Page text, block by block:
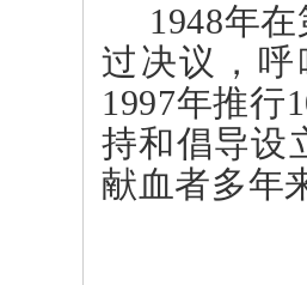
1948年
过决议，
1997年推行
持和倡导设
献血者多年